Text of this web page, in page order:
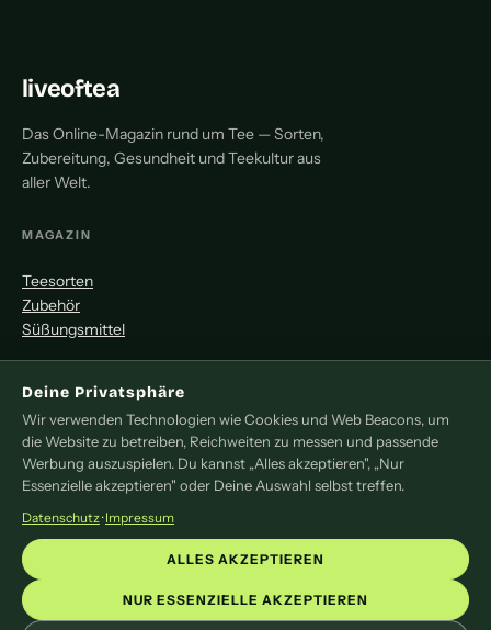
liveoftea
Das Online-Magazin rund um Tee — Sorten,
Zubereitung, Gesundheit und Teekultur aus
aller Welt.
MAGAZIN
Teesorten
Zubehör
Süßungsmittel
MITMACHEN
Redaktion
Pressemitteilung
Newsletter
LEGAL
Impressum
Datenschutz
Deine Privatsphäre
Wir verwenden Technologien wie Cookies und Web Beacons, um
die Website zu betreiben, Reichweiten zu messen und passende
Werbung auszuspielen. Du kannst „Alles akzeptieren", „Nur
Essenzielle akzeptieren" oder Deine Auswahl selbst treffen.
Datenschutz·Impressum
NUR ESSENZIELLE AKZEPTIEREN
ALLES AKZEPTIEREN